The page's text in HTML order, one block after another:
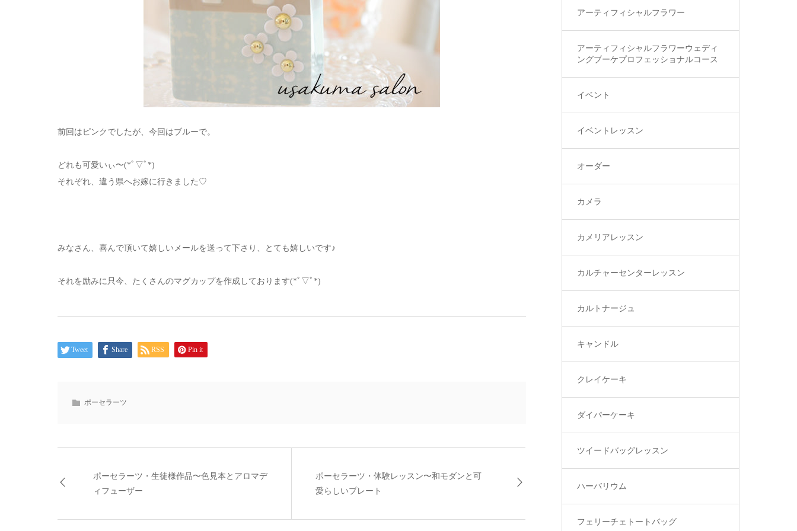
前回はピンクでしたが、今回はブルーで。
どれも可愛いぃ〜(*ﾟ▽ﾟ*)
それぞれ、違う県へお嫁に行きました♡
みなさん、喜んで頂いて嬉しいメールを送って下さり、とても嬉しいです♪
それを励みに只今、たくさんのマグカップを作成しております(*ﾟ▽ﾟ*)
Tweet Share RSS Pin it
ポーセラーツ
ポーセラーツ・生徒様作品〜色見本とアロマデ
ィフューザー
ポーセラーツ・体験レッスン〜和モダンと可
愛らしいプレート
アーティフィシャルフラワー
アーティフィシャルフラワーウェディ
ングブーケプロフェッショナルコース
イベント
イベントレッスン
オーダー
カメラ
カメリアレッスン
カルチャーセンターレッスン
カルトナージュ
キャンドル
クレイケーキ
ダイパーケーキ
ツイードバッグレッスン
ハーバリウム
フェリーチェトートバッグ